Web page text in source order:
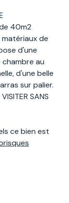
40m2
de
d'une
chambre au
d'une belle
sur palier.
SANS
ce bien est